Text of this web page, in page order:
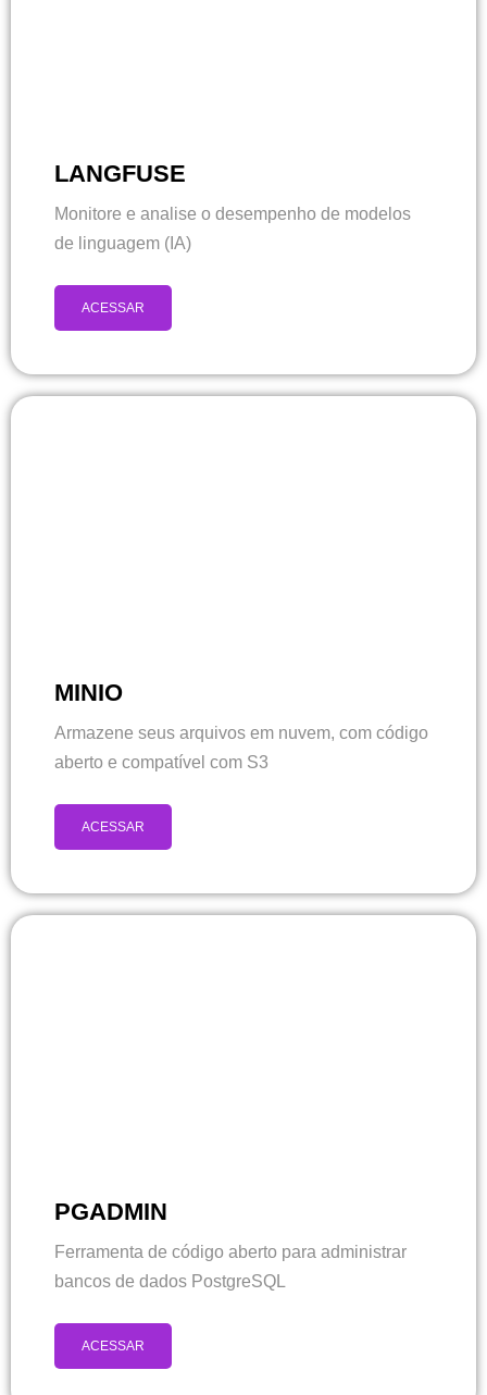
LANGFUSE
Monitore e analise o desempenho de modelos
de linguagem (IA)
ACESSAR
MINIO
Armazene seus arquivos em nuvem, com código
aberto e compatível com S3
ACESSAR
PGADMIN
Ferramenta de código aberto para administrar
bancos de dados PostgreSQL
ACESSAR